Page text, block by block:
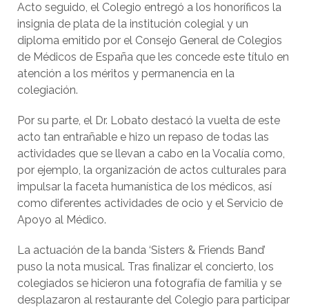
Acto seguido, el Colegio entregó a los honoríficos la
insignia de plata de la institución colegial y un
diploma emitido por el Consejo General de Colegios
de Médicos de España que les concede este título en
atención a los méritos y permanencia en la
colegiación.
Por su parte, el Dr. Lobato destacó la vuelta de este
acto tan entrañable e hizo un repaso de todas las
actividades que se llevan a cabo en la Vocalía como,
por ejemplo, la organización de actos culturales para
impulsar la faceta humanística de los médicos, así
como diferentes actividades de ocio y el Servicio de
Apoyo al Médico.
La actuación de la banda ‘Sisters & Friends Band’
puso la nota musical. Tras finalizar el concierto, los
colegiados se hicieron una fotografía de familia y se
desplazaron al restaurante del Colegio para participar